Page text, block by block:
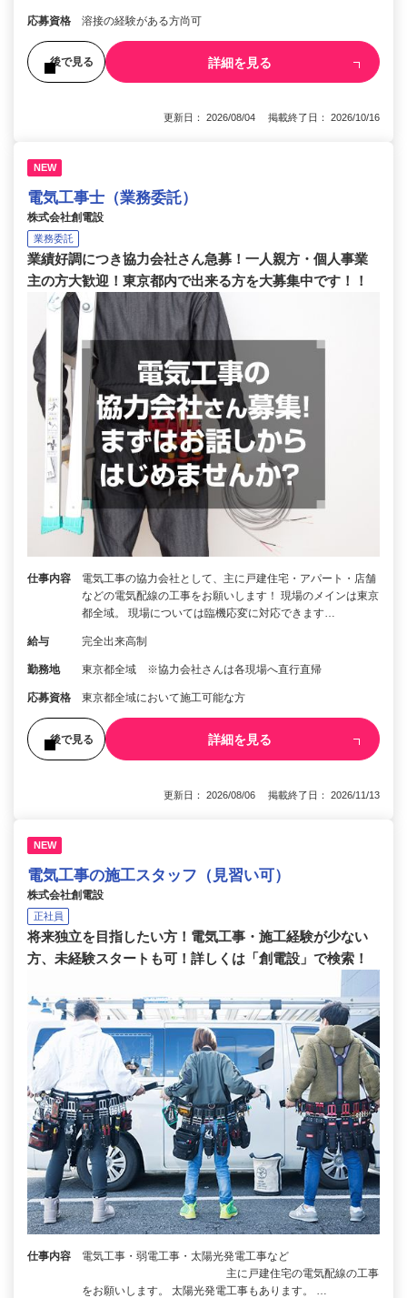
応募資格 溶接の経験がある方尚可
後で見る 詳細を見る
更新日： 2026/08/04 掲載終了日： 2026/10/16
NEW
電気工事士（業務委託）
株式会社創電設
業務委託
業績好調につき協力会社さん急募！一人親方・個人事業
主の方大歓迎！東京都内で出来る方を大募集中です！！
仕事内容
電気工事の協力会社として、主に戸建住宅・アパート・店舗
などの電気配線の工事をお願いします！ 現場のメインは東京
都全域。 現場については臨機応変に対応できます…
給与 完全出来高制
勤務地 東京都全域 ※協力会社さんは各現場へ直行直帰
応募資格 東京都全域において施工可能な方
後で見る 詳細を見る
更新日： 2026/08/06 掲載終了日： 2026/11/13
NEW
電気工事の施工スタッフ（見習い可）
株式会社創電設
正社員
将来独立を目指したい方！電気工事・施工経験が少ない
方、未経験スタートも可！詳しくは「創電設」で検索！
仕事内容
電気工事・弱電工事・太陽光発電工事など
主に戸建住宅の電気配線の工事
をお願いします。 太陽光発電工事もあります。 …